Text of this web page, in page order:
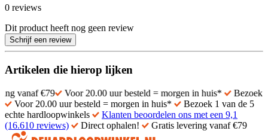
0 reviews
Dit product heeft nog geen review
Schrijf een review
Artikelen die hierop lijken
€79 Voor 20.00 uur besteld = morgen in huis*
Bezoek 1 van
Voor 20.00 uur besteld = morgen in huis*
Bezoek 1 van de 5
echte hardloopwinkels
Klanten beoordelen ons met een 9,1
(16.610 reviews)
Direct ophalen! Gratis levering vanaf €79